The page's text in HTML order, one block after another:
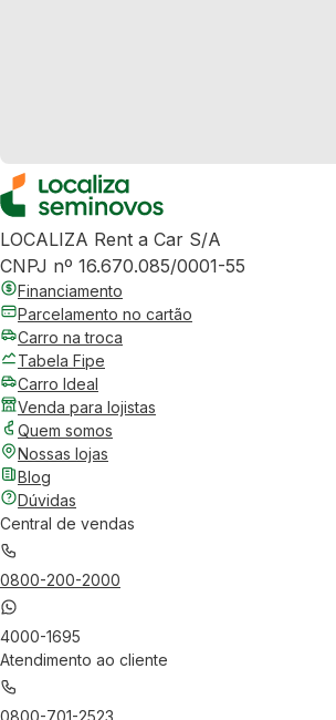
LOCALIZA Rent a Car S/A
CNPJ nº 16.670.085/0001-55
Financiamento
Parcelamento no cartão
Carro na troca
Tabela Fipe
Carro Ideal
Venda para lojistas
Quem somos
Nossas lojas
Blog
Dúvidas
Central de vendas
0800-200-2000
4000-1695
Atendimento ao cliente
0800-701-2523